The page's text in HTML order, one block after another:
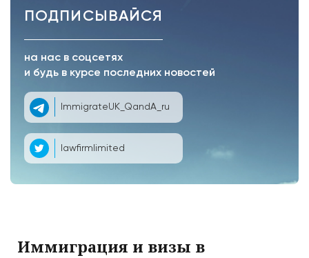
ПОДПИСЫВАЙСЯ
на нас в соцсетях
и будь в курсе последних новостей
ImmigrateUK_QandA_ru
lawfirmlimited
Иммиграция и визы в